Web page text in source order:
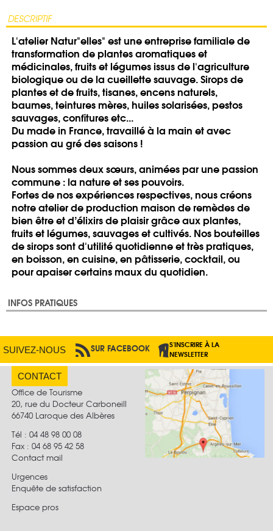
DESCRIPTIF
L'atelier Natur"elles" est une entreprise familiale de
transformation de plantes aromatiques et
médicinales, fruits et légumes issus de l'agriculture
biologique ou de la cueillette sauvage. Sirops de
plantes et de fruits, tisanes, encens naturels,
baumes, teintures mères, huiles solarisées, pestos
sauvages, confitures etc...
Du made in France, travaillé à la main et avec
passion au gré des saisons !
Nous sommes deux sœurs, animées par une passion
commune : la nature et ses pouvoirs.
Fortes de nos expériences respectives, nous créons
notre atelier de production maison de remèdes de
bien être et d’élixirs de plaisir grâce aux plantes,
fruits et légumes, sauvages et cultivés. Nos bouteilles
de sirops sont d'utilité quotidienne et très pratiques,
en boisson, en cuisine, en pâtisserie, cocktail, ou
pour apaiser certains maux du quotidien.
INFOS PRATIQUES
SUIVEZ-NOUS SUR FACEBOOK
PAR RSS
S'INSCRIRE À LA
NEWSLETTER
CONTACT
Office de Tourisme
20, rue du Docteur Carboneill
66740 Laroque des Albères
Tél : 04 48 98 00 08
Fax : 04 68 95 42 58
Contact mail
Urgences
Enquête de satisfaction
Espace pros